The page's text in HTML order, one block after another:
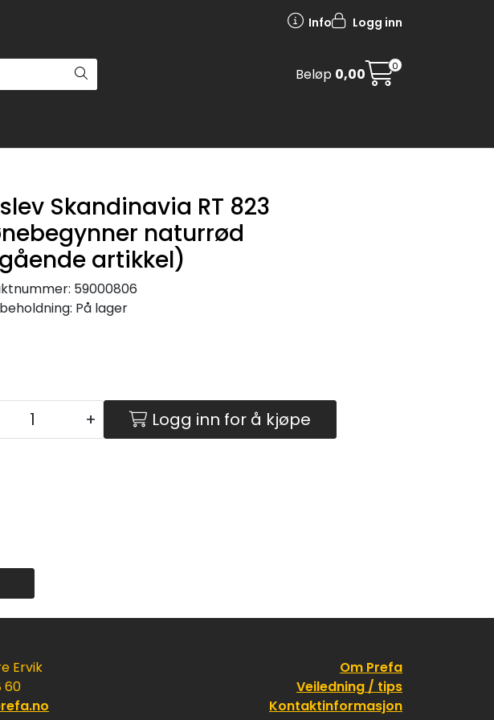
Info Logg inn
Beløp 0,00 0
Skandinavia RT 823
naturrød
artikkel)
59000806
På lager
+ Logg inn for å kjøpe
Ervik
60
Om Prefa
Veiledning / tips
Kontaktinformasjon